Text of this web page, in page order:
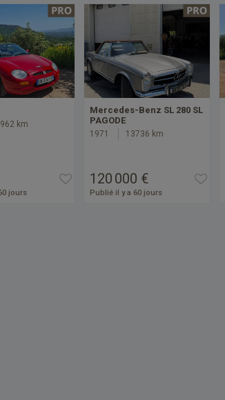
km
jours
Mercedes-Benz SL 280 SL
PAGODE
1971 13736 km
120 000 €
Publié il y a 60 jours